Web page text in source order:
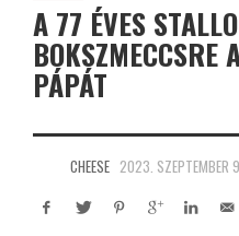
A 77 ÉVES
BOKSZMECCSRE
PÁPÁT
CHEESE 2023. SZEPTEMBER